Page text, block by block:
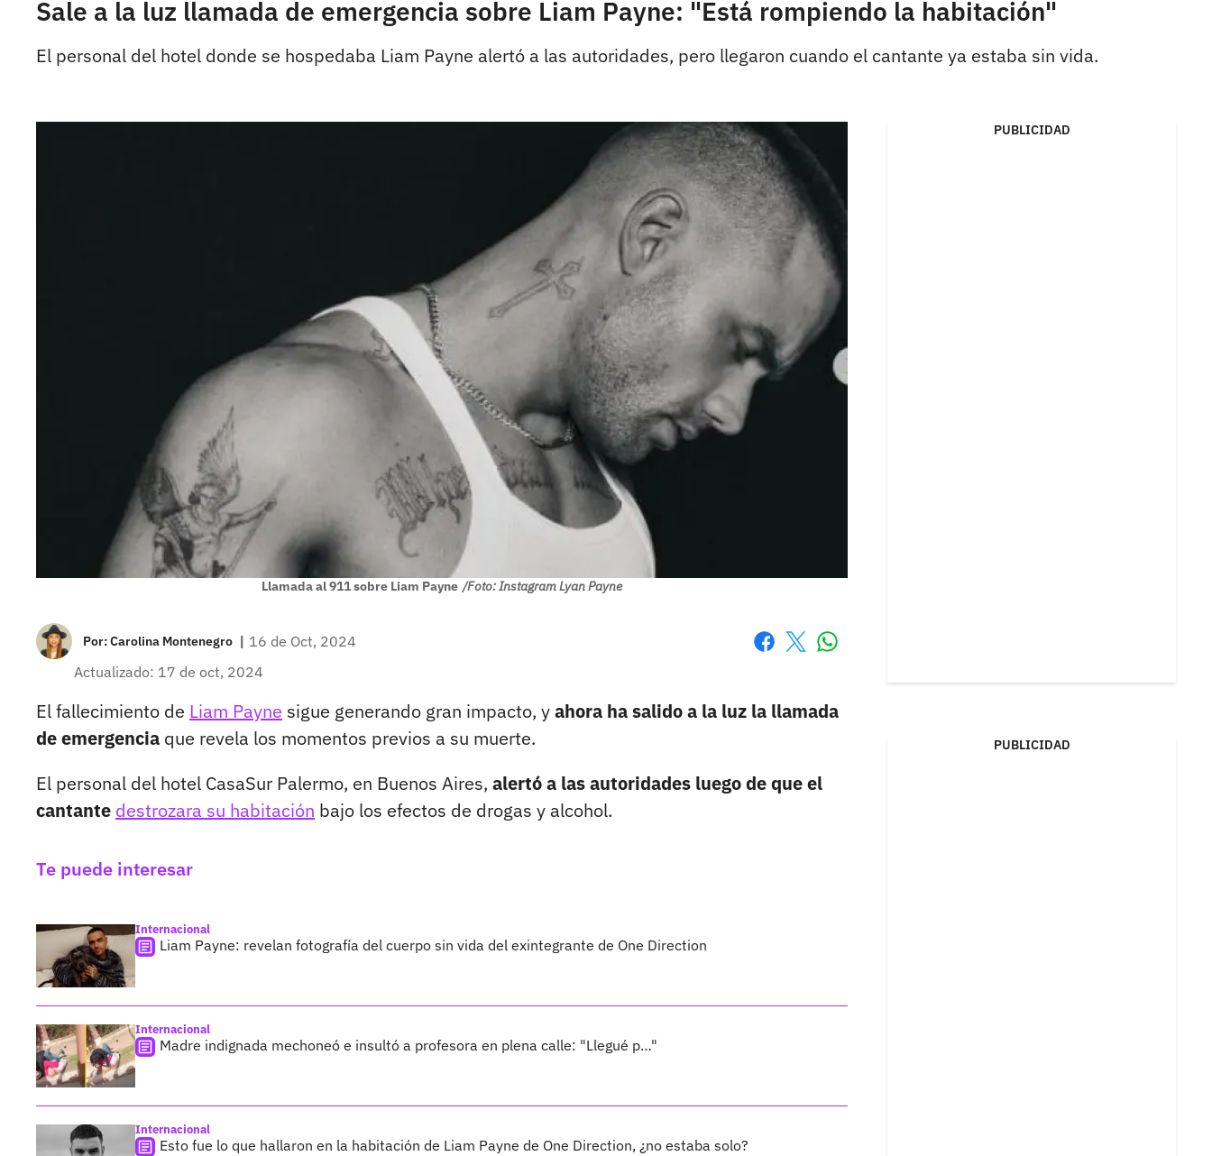
Sale a la luz llamada de emergencia sobre Liam Payne: "Está rompiendo la habitación"
El personal del hotel donde se hospedaba Liam Payne alertó a las autoridades, pero llegaron cuando el cantante ya estaba sin vida.
Llamada al 911 sobre Liam Payne /Foto: Instagram Lyan Payne
Por:Carolina Montenegro | 16 de Oct, 2024
Actualizado: 17 de oct, 2024
El fallecimiento de Liam Payne sigue generando gran impacto, yahora ha salido a la luz la llamada
de emergencia que revela los momentos previos a su muerte.
El personal del hotel CasaSur Palermo, en Buenos Aires, alertó a las autoridades luego de que el
cantante destrozara su habitación bajo los efectos de drogas y alcohol.
Te puede interesar
Internacional
Liam Payne: revelan fotografía del cuerpo sin vida del exintegrante de One Direction
Internacional
Madre indignada mechoneó e insultó a profesora en plena calle: "Llegué p…"
Internacional
Esto fue lo que hallaron en la habitación de Liam Payne de One Direction, ¿no estaba solo?
PUBLICIDAD
PUBLICIDAD